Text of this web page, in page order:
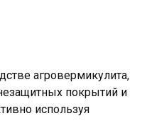
агровермикулита,
покрытий и
используя